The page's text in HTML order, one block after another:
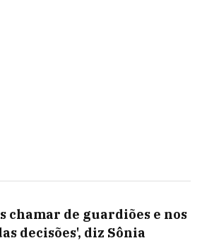
chamar de guardiões e nos
decisões', diz Sônia